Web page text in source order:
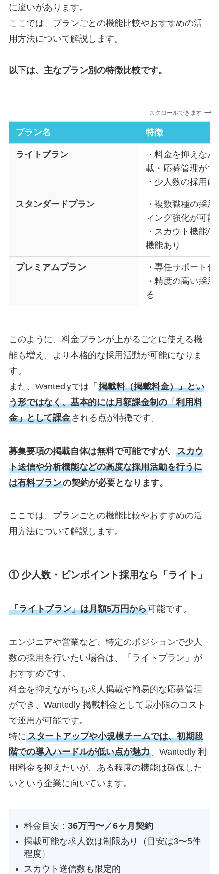
に違いがあります。
ここでは、プランごとの機能比較やおすすめの活
用方法について解説します。
以下は、主なプラン別の特徴比較です。
スクロールできます
プラン名 特徴
ライトプラン
・料金を抑えな
載・応募管理がで
・少人数の採用に
スタンダードプラン
・複数職種の採
ィング強化が可能
・スカウト機能/
機能あり
プレミアムプラン
・専任サポート付
・精度の高い採
る
このように、料金プランが上がるごとに使える機
能も増え、より本格的な採用活動が可能になりま
す。
また、Wantedlyでは「 掲載料（掲載料金）」とい
う形ではなく、基本的には月額課金制の「利用料
金」として課金される点が特徴です。
募集要項の掲載自体は無料で可能ですが、 スカウ
ト送信や分析機能などの高度な採用活動を行うに
は有料プランの契約が必要となります。
ここでは、プランごとの機能比較やおすすめの活
用方法について解説します。
① 少人数・ピンポイント採用なら「ライト」
「ライトプラン」は月額5万円から可能です。
エンジニアや営業など、特定のポジションで少人
数の採用を行いたい場合は、「ライトプラン」が
おすすめです。
料金を抑えながらも求人掲載や簡易的な応募管理
ができ、Wantedly 掲載料金として最小限のコスト
で運用が可能です。
特にスタートアップや小規模チームでは、初期段
階での導入ハードルが低い点が魅力。Wantedly 利
用料金を抑えたいが、ある程度の機能は確保した
いという企業に向いています。
料金目安：36万円〜／6ヶ月契約
掲載可能な求人数は制限あり（目安は3〜5件
程度）
スカウト送信数も限定的